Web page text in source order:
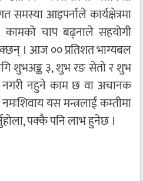
समस्या आइपर्नाले कार्यक्षेत्रमा
चाप बढ्नाले सहयोगी
। आज ०० प्रतिशत भाग्यबल
शुभअङ्क ३, शुभ रङ सेतो र शुभ
नगरी नहुने काम छ वा अचानक
यस मन्त्रलाई कम्तीमा
पक्कै पनि लाभ हुनेछ ।